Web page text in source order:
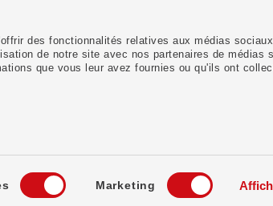
des fonctionnalités relatives aux médias
de notre site avec nos partenaires de médias
que vous leur avez fournies ou qu'ils ont
Marketing
Protection des données CookiesConditions